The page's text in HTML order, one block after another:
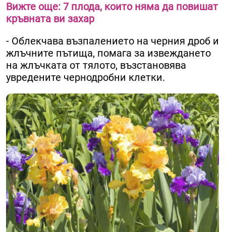
Вижте още: 7 плода, които няма да повишат
кръвната ви захар
- Облекчава възпалението на черния дроб и
жлъчните пътища, помага за извеждането
на жлъчката от тялото, възстановява
увредените чернодробни клетки.